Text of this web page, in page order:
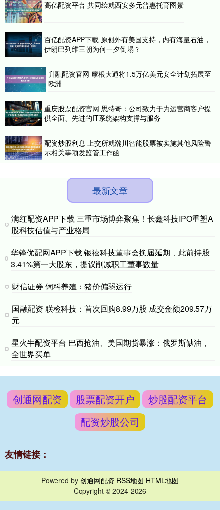
高亿配资平台 共同绘就西安多元普惠托育图景
百亿配资APP下载 原创外有美国支持，内有海量石油，
伊朗巴列维王朝为何一夕倒塌？
升融配资官网 摩根大通将1.5万亿美元安全计划拓展至
欧洲
重庆股票配资官网 思特奇：公司致力于为运营商客户提
供全面、先进的IT系统架构支撑与服务
配资炒股利息 上交所就瀚川智能股票被实施其他风险警
示相关事项发监管工作函
最新文章
满红配资APP下载 三重市场博弈聚焦！长鑫科技IPO重塑A
股科技估值与产业格局
华锋优配网APP下载 银禧科技董事会换届延期，此前持股
3.41%第一大股东，提议削减职工董事数量
财信证券 饲料养殖：猪价偏弱运行
国融配资 联检科技：首次回购8.99万股 成交金额209.57万
元
星火牛配资平台 巴西抢油、美国期货暴涨：俄罗斯缺油，
全世界买单
创通网配资 股票配资开户
炒股配资平台
配资炒股公司
友情链接：
Powered by 创通网配资 RSS地图 HTML地图
Copyright © 2024-2026